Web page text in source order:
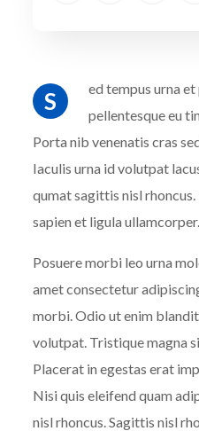
S
ed tempus urna
pellentesque eu
Porta nib venenatis cras
Iaculis urna id volutpat
qumat sagittis nisl rhoncus.
sapien et ligula ullamcorper.
Posuere morbi leo urna
amet consectetur
morbi. Odio ut enim
volutpat. Tristique magna
Placerat in egestas erat
Nisi quis eleifend quam
nisl rhoncus. Sagittis nisl